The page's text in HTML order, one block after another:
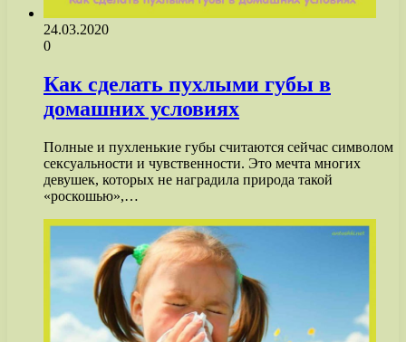
24.03.2020
0
Как сделать пухлыми губы в
домашних условиях
Полные и пухленькие губы считаются сейчас символом
сексуальности и чувственности. Это мечта многих
девушек, которых не наградила природа такой
«роскошью»,…